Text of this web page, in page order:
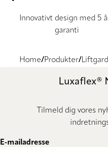
Innovativt design med 5
garanti
Home Produkter
Luxaflex®
Tilmeld dig vores
E-mailadresse